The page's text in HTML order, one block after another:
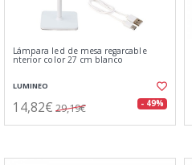
Lámpara led de mesa regarcable
nterior color 27 cm blanco
LUMINEO
14,82€ 29,19€ - 49%